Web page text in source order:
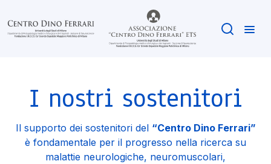
I nostri sostenitori
Il supporto dei sostenitori del “Centro Dino Ferrari”
è fondamentale per il progresso nella ricerca su
malattie neurologiche, neuromuscolari,